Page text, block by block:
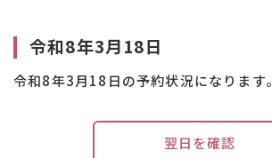
令和8年3月18日
令和8年3月18日の予約状況になります。
翌日を確認